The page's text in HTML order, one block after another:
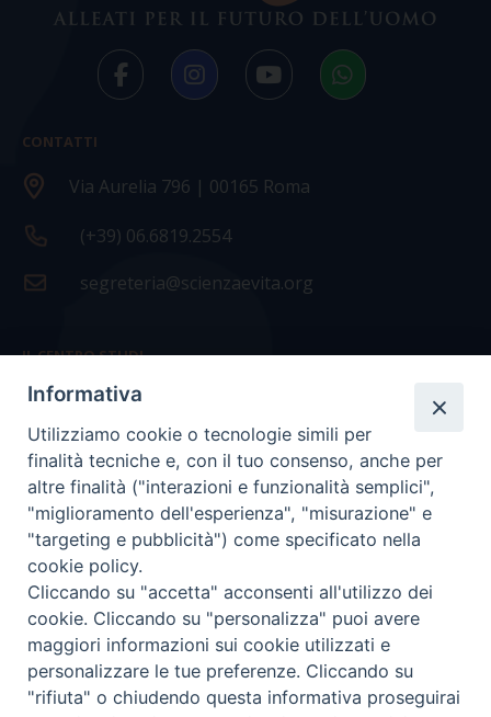
CONTATTI
Via Aurelia 796 | 00165 Roma
(+39) 06.6819.2554
segreteria@scienzaevita.org
IL CENTRO STUDI
La nostra storia
Statuto
Presidenza e ufficio presidenza
Consiglio scientifico
Coordinamento nazionale
COPYRIGHT Scienza & Vita - C.F96600690588- Tutti i
Informativa
Utilizziamo cookie o tecnologie simili per
finalità tecniche e, con il tuo consenso, anche per
altre finalità ("interazioni e funzionalità semplici",
"miglioramento dell'esperienza", "misurazione" e
"targeting e pubblicità") come specificato nella
cookie policy.
Cliccando su "accetta" acconsenti all'utilizzo dei
cookie. Cliccando su "personalizza" puoi avere
maggiori informazioni sui cookie utilizzati e
personalizzare le tue preferenze. Cliccando su
"rifiuta" o chiudendo questa informativa proseguirai